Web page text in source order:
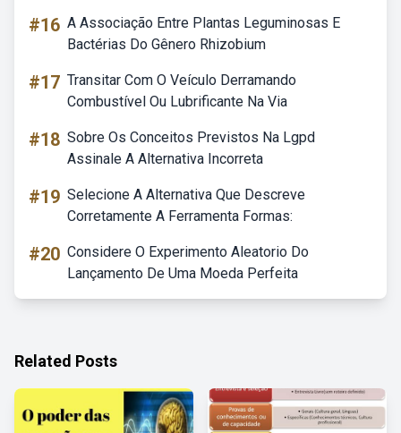
#16 A Associação Entre Plantas Leguminosas E
Bactérias Do Gênero Rhizobium
#17 Transitar Com O Veículo Derramando
Combustível Ou Lubrificante Na Via
#18 Sobre Os Conceitos Previstos Na Lgpd
Assinale A Alternativa Incorreta
#19 Selecione A Alternativa Que Descreve
Corretamente A Ferramenta Formas:
#20 Considere O Experimento Aleatorio Do
Lançamento De Uma Moeda Perfeita
Related Posts